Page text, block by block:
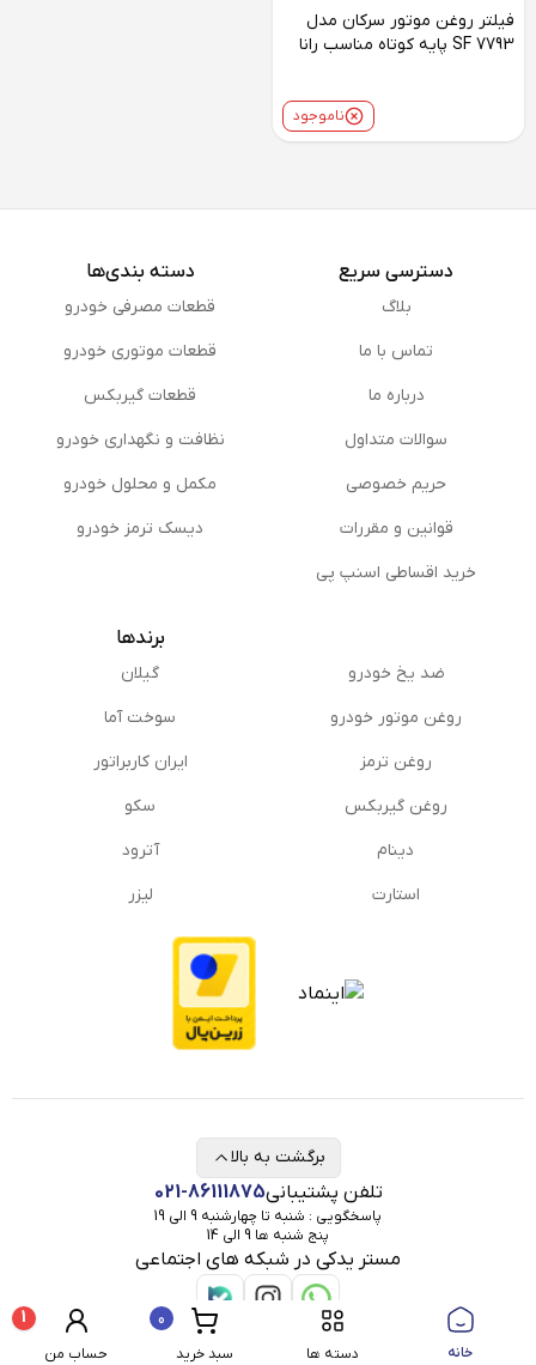
فیلتر روغن موتور سرکان مدل
SF 7793 پایه کوتاه مناسب رانا
ناموجود
دسترسی سریع
بلاگ
تماس با ما
درباره ما
سوالات متداول
حریم خصوصی
قوانین و مقررات
خرید اقساطی اسنپ پی
دسته بندی‌ها
قطعات مصرفی خودرو
قطعات موتوری خودرو
قطعات گیربکس
نظافت و نگهداری خودرو
مكمل و محلول خودرو
دیسک ترمز خودرو
ضد یخ خودرو
روغن موتور خودرو
روغن ترمز
روغن گیربكس
دینام
استارت
برندها
گیلان
سوخت آما
ایران کاربراتور
سکو
آترود
لیزر
تلفن پشتیبانی021-86111875
پاسخگویی : شنبه تا چهارشنبه 9 الی 19
پنج شنبه ها 9 الی 14
مستر یدکی در شبکه های اجتماعی
برگشت به بالا
خانه دسته ها
0
سبد خرید
1
حساب من